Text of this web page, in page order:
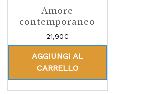
Amore
contemporaneo
21,90€
AGGIUNGI AL
CARRELLO